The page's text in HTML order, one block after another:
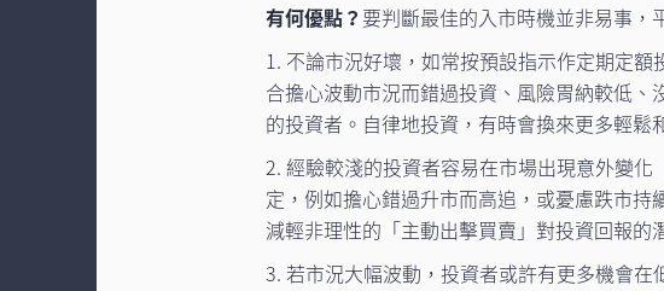
有何優點？ 要判斷最佳的入市時機並非易事，
1. 不論市況好壞，如常按預設指示作定期定
合擔心波動市況而錯過投資、風險胃納較低
的投資者。自律地投資，有時會換來更多輕鬆
2. 經驗較淺的投資者容易在市場出現意外變
定，例如擔心錯過升市而高追，或憂慮跌市
減輕非理性的「主動出擊買賣」對投資回報的
3. 若市況大幅波動，投資者或許有更多機會